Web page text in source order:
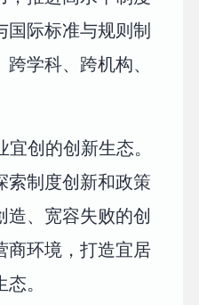
国际标准与规则制
学科、跨机构、
创的创新生态。
索制度创新和政策
造、宽容失败的创
商环境，打造宜居
。